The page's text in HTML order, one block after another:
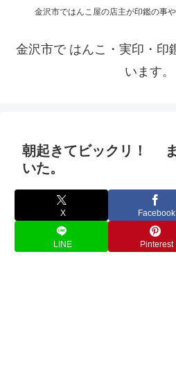
金沢市ではんこ屋の店主が印鑑の事
金沢市で はんこ・実印・印
います。
朝起きてビックリ！
いた。
X Facebook
LINE Pinterest